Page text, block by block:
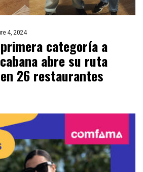
4, 2024
categoría a
abre su ruta
26 restaurantes